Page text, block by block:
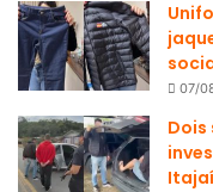
07/
Dois